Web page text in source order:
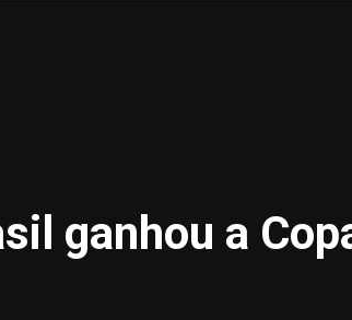
ganhou a